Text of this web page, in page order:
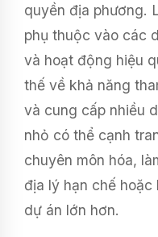
quyền địa phương.
phụ thuộc vào các
và hoạt động hiệu
thế về khả năng
và cung cấp nhiều
nhỏ có thể cạnh
chuyên môn hóa,
địa lý hạn chế hoặc
dự án lớn hơn.